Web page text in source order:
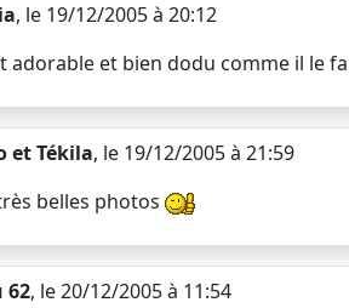
, le 19/12/2005 à 20:12
adorable et bien dodu comme il le
et Tékila, le 19/12/2005 à 21:59
belles photos
62, le 20/12/2005 à 11:54